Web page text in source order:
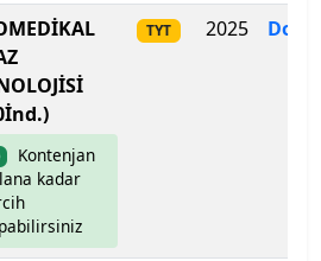
Üniversitesi
Kontenjan
kadar
TYT 2025